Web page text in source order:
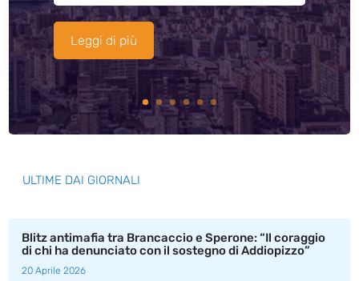
Leggi di più
ULTIME DAI GIORNALI
Blitz antimafia tra Brancaccio e Sperone: “Il coraggio
di chi ha denunciato con il sostegno di Addiopizzo”
20 Aprile 2026